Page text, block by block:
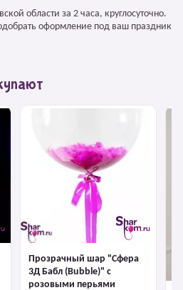
области за 2 часа, круглосуточно.
оформление под ваш праздник
Прозрачный шар "Сфера
3Д Бабл (Bubble)" с
розовыми перьями